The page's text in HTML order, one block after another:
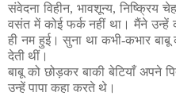
संवेदना विहीन, भावशून्य, निष्क्रिय
वसंत में कोई फर्क नहीं था। मैंने
ही नम हुई। सुना था कभी-कभार
देती थीं।
बाबू को छोड़कर बाकी बेटियाँ अपने
उन्हें पापा कहा करते थे।